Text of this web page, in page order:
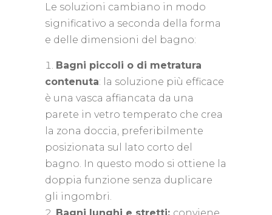
Le soluzioni cambiano in modo
significativo a seconda della forma
e delle dimensioni del bagno:
Bagni piccoli o di metratura
contenuta: la soluzione più efficace
è una vasca affiancata da una
parete in vetro temperato che crea
la zona doccia, preferibilmente
posizionata sul lato corto del
bagno. In questo modo si ottiene la
doppia funzione senza duplicare
gli ingombri.